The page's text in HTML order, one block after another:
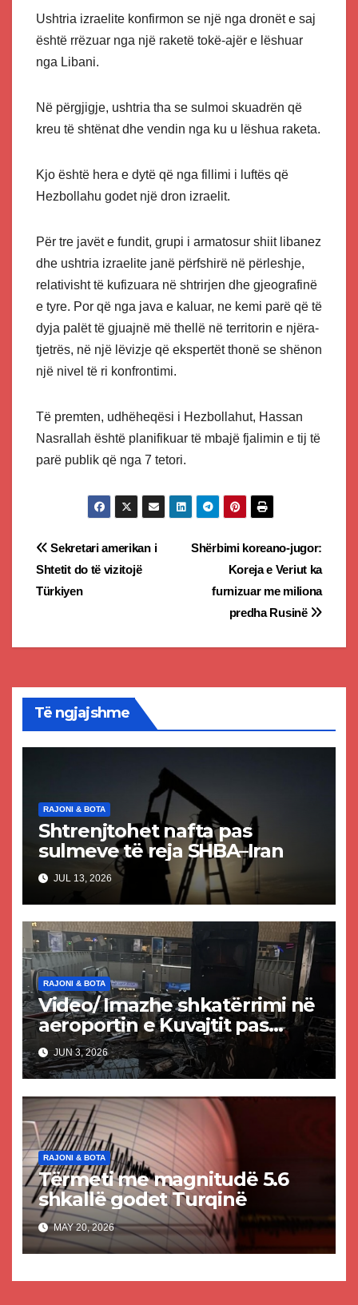
Ushtria izraelite konfirmon se një nga dronët e saj
është rrëzuar nga një raketë tokë-ajër e lëshuar
nga Libani.
Në përgjigje, ushtria tha se sulmoi skuadrën që
kreu të shtënat dhe vendin nga ku u lëshua raketa.
Kjo është hera e dytë që nga fillimi i luftës që
Hezbollahu godet një dron izraelit.
Për tre javët e fundit, grupi i armatosur shiit libanez
dhe ushtria izraelite janë përfshirë në përleshje,
relativisht të kufizuara në shtrirjen dhe gjeografinë
e tyre. Por që nga java e kaluar, ne kemi parë që të
dyja palët të gjuajnë më thellë në territorin e njëra-
tjetrës, në një lëvizje që ekspertët thonë se shënon
një nivel të ri konfrontimi.
Të premten, udhëheqësi i Hezbollahut, Hassan
Nasrallah është planifikuar të mbajë fjalimin e tij të
parë publik që nga 7 tetori.
Post
navigation
Shërbimi koreano-jugor:
Koreja e Veriut ka
furnizuar me miliona
predha Rusinë
Sekretari amerikan i
Shtetit do të vizitojë
Türkiyen
Të ngjajshme
RAJONI & BOTA
Shtrenjtohet nafta pas
sulmeve të reja SHBA–Iran
JUL 13, 2026
RAJONI & BOTA
Video/ Imazhe shkatërrimi në
aeroportin e Kuvajtit pas
sulmit iranian, një i vdekur
dhe shumë të plagosur
JUN 3, 2026
RAJONI & BOTA
Tërmeti me magnitudë 5.6
shkallë godet Turqinë
MAY 20, 2026